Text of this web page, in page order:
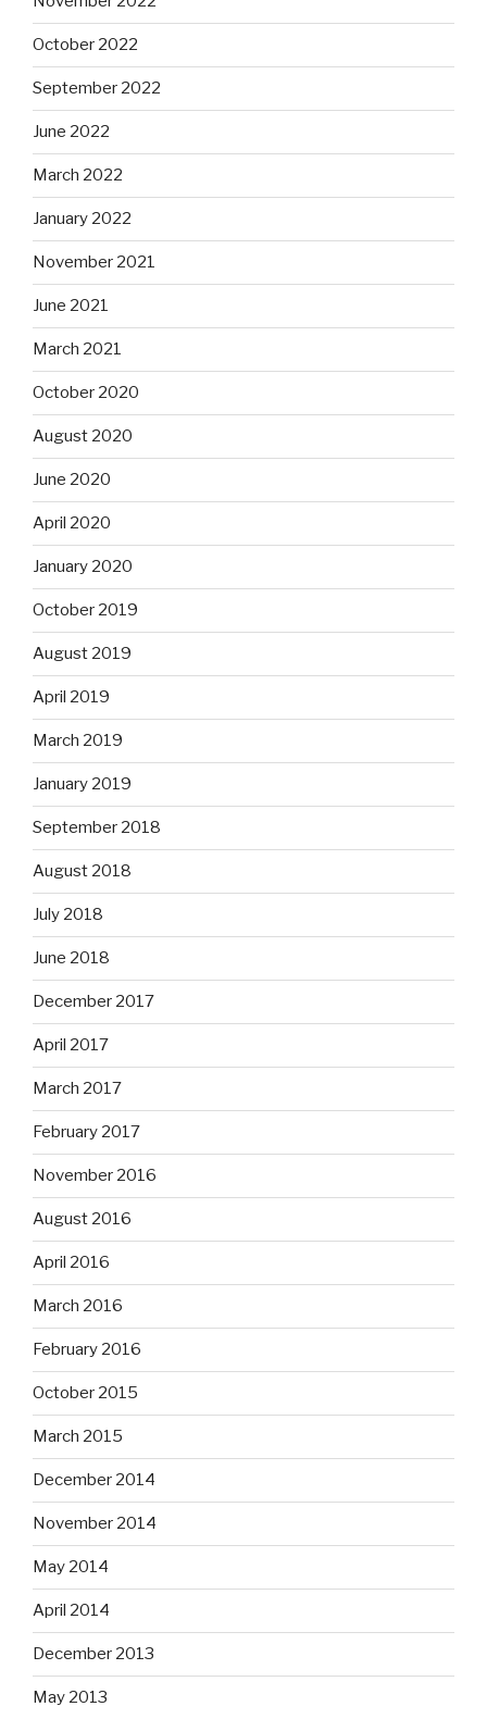
October 2022
September 2022
June 2022
March 2022
January 2022
November 2021
June 2021
March 2021
October 2020
August 2020
June 2020
April 2020
January 2020
October 2019
August 2019
April 2019
March 2019
January 2019
September 2018
August 2018
July 2018
June 2018
December 2017
April 2017
March 2017
February 2017
November 2016
August 2016
April 2016
March 2016
February 2016
October 2015
March 2015
December 2014
November 2014
May 2014
April 2014
December 2013
May 2013